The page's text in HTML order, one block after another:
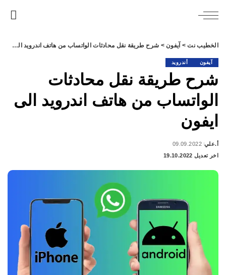
الخطيب نت> آيفون> شرح طريقة نقل محادثات الواتساب من هاتف اندرويد الى ايفون
آيفون أندرويد
شرح طريقة نقل محادثات
الواتساب من هاتف اندرويد الى
ايفون
Posted
by
أ.علي 09.09.2022
اخر تعديل 19.10.2022